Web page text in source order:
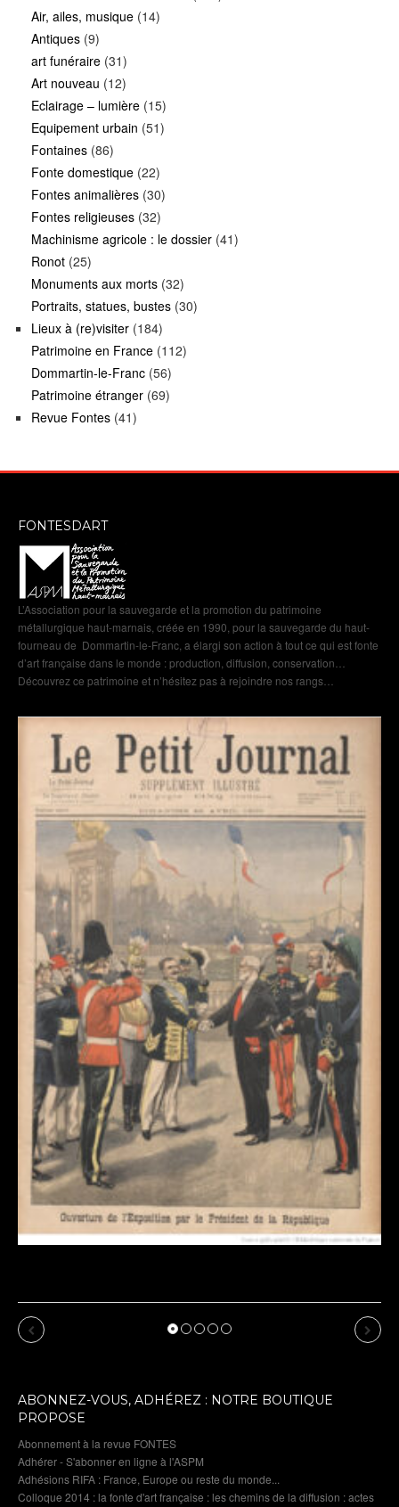
Air, ailes, musique (14)
Antiques (9)
art funéraire (31)
Art nouveau (12)
Eclairage – lumière (15)
Equipement urbain (51)
Fontaines (86)
Fonte domestique (22)
Fontes animalières (30)
Fontes religieuses (32)
Machinisme agricole : le dossier (41)
Ronot (25)
Monuments aux morts (32)
Portraits, statues, bustes (30)
Lieux à (re)visiter (184)
Patrimoine en France (112)
Dommartin-le-Franc (56)
Patrimoine étranger (69)
Revue Fontes (41)
FONTESDART
L’Association pour la sauvegarde et la promotion du patrimoine
métallurgique haut-marnais, créée en 1990, pour la sauvegarde du haut-
fourneau de Dommartin-le-Franc, a élargi son action à tout ce qui est fonte
d’art française dans le monde : production, diffusion, conservation…
Découvrez ce patrimoine et n’hésitez pas à rejoindre nos rangs…
Revue de presse : l’Union
Dommartin-le-Franc
Previous Next
ABONNEZ-VOUS, ADHÉREZ : NOTRE BOUTIQUE
PROPOSE
Abonnement à la revue FONTES
Adhérer - S'abonner en ligne à l'ASPM
Adhésions RIFA : France, Europe ou reste du monde...
Colloque 2014 : la fonte d'art française : les chemins de la diffusion : actes